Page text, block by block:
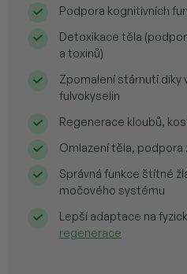
Podpora kognitivních
Detoxikace těla
a toxinů)
Zpomalení stárnutí díky
fulvokyselin
Regenerace kloubů,
Omlazení těla, podpora
Správná funkce štítné
močového systému
Lepší adaptace na
regenerace